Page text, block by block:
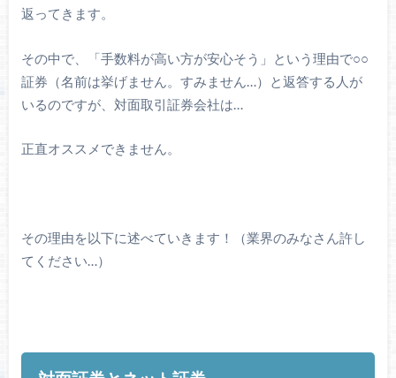
返ってきます。
その中で、「手数料が高い方が安心そう」という理由で○○
証券（名前は挙げません。すみません…）と返答する人が
いるのですが、対面取引証券会社は…
正直オススメできません。
その理由を以下に述べていきます！（業界のみなさん許し
てください…）